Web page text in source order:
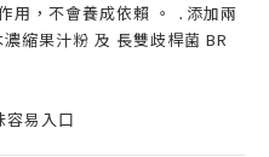
用，不會養成依賴 。 ․添加兩
縮果汁粉 及 長雙歧桿菌 BR
容易入口